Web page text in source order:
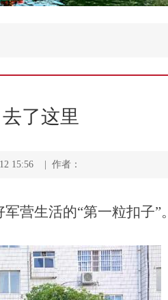
了这里
15:56 | 作者：
营生活的“第一粒扣子”。